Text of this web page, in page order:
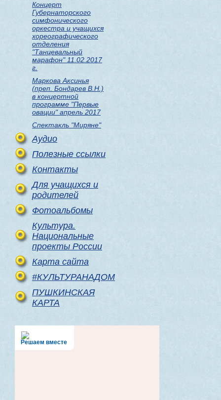
Концерт
Губернаторского
симфонического
оркестра и учащихся
хореографического
отделения
"Танцевальный
марафон" 11.02.2017
г.
Маркова Аксинья
(преп. Бондарев В.Н.)
в концертной
программе "Первые
овации" апрель 2017
Спектакль "Миряне"
Аудио
Полезные ссылки
Контакты
Для учащихся и
родителей
Фотоальбомы
Культура.
Национальные
проекты России
Карта сайта
#КУЛЬТУРАНАДОМ
ПУШКИНСКАЯ
КАРТА
Решаем вместе